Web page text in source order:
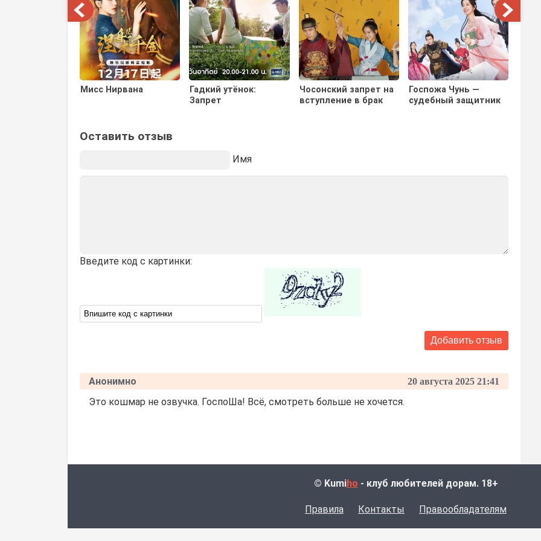
Мисс Нирвана
Гадкий утёнок:
Запрет
Чосонский запрет на
вступление в брак
Госпожа Чунь —
судебный защитник
Оставить отзыв
Имя
Введите код с картинки:
Анонимно 20 августа 2025 21:41
Это кошмар не озвучка. ГоспоШа! Всё, смотреть больше не хочется.
© Kumiho - клуб любителей дорам. 18+
Правила Контакты Правообладателям